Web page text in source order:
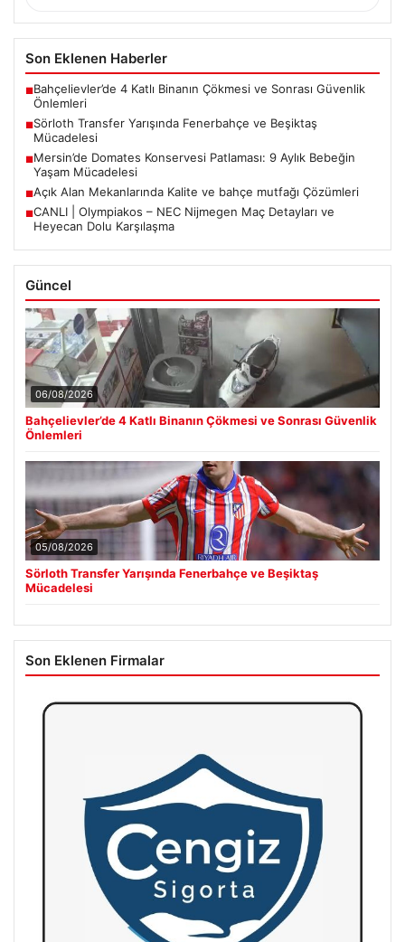
Son Eklenen Haberler
■Bahçelievler’de 4 Katlı Binanın Çökmesi ve Sonrası Güvenlik
Önlemleri
■Sörloth Transfer Yarışında Fenerbahçe ve Beşiktaş
Mücadelesi
■Mersin’de Domates Konservesi Patlaması: 9 Aylık Bebeğin
Yaşam Mücadelesi
■Açık Alan Mekanlarında Kalite ve bahçe mutfağı Çözümleri
■CANLI | Olympiakos – NEC Nijmegen Maç Detayları ve
Heyecan Dolu Karşılaşma
Güncel
06/08/2026
Bahçelievler’de 4 Katlı Binanın Çökmesi ve Sonrası Güvenlik
Önlemleri
05/08/2026
Sörloth Transfer Yarışında Fenerbahçe ve Beşiktaş
Mücadelesi
Son Eklenen Firmalar